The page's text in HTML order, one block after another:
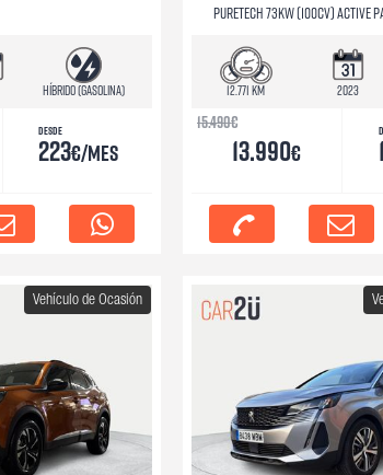
Híbrido (Gasolina)
Desde
223€/mes
PURETECH 73KW (100CV) ACTIVE
12.771 km 2023
15.490€
13.990€
Vehículo de Ocasión